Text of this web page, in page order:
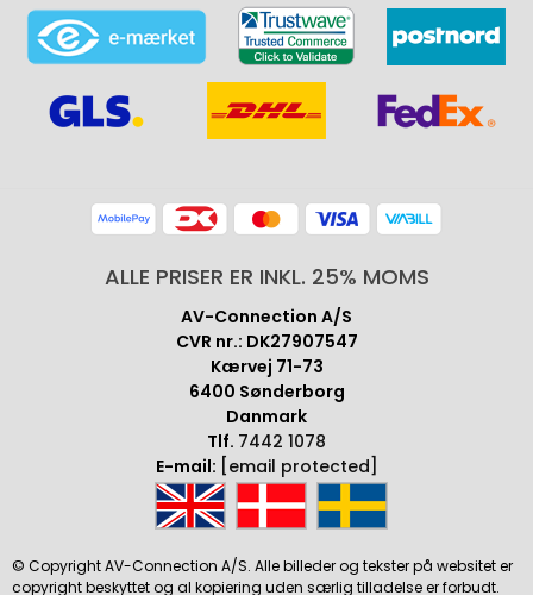
ALLE PRISER ER INKL. 25% MOMS
AV-Connection A/S
CVR nr.: DK27907547
Kærvej 71-73
6400 Sønderborg
Danmark
Tlf. 7442 1078
E-mail: [email protected]
© Copyright AV-Connection A/S. Alle billeder og tekster på websitet er
copyright beskyttet og al kopiering uden særlig tilladelse er forbudt.